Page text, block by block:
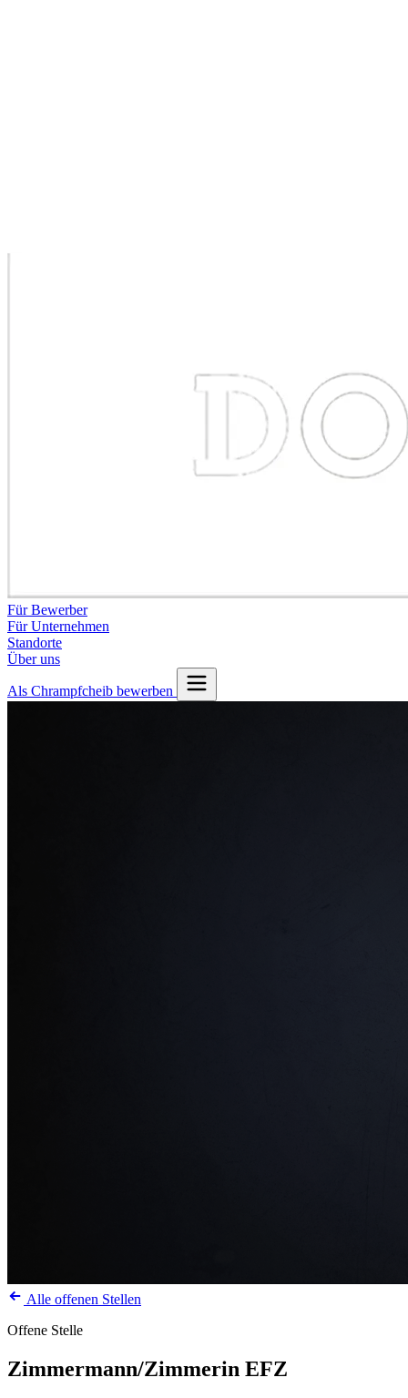
Für Bewerber
Für Unternehmen
Standorte
Über uns
Als Chrampfcheib bewerben
Alle offenen Stellen
Offene Stelle
Zimmermann/Zimmerin EFZ